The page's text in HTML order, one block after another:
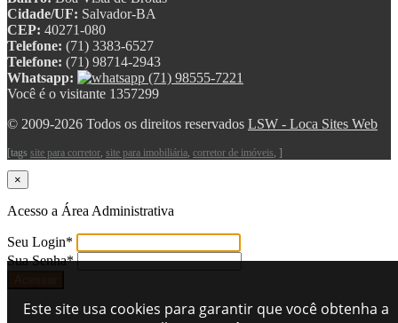
Cidade/UF: Salvador-BA
CEP: 40271-080
Telefone: (71) 3383-6527
Telefone: (71) 98714-2943
Whatsapp:
(71) 98555-7221
Você é o visitante 1357299
© 2009-2026 Todos os direitos reservados LSW - Loca Sites Web
[tags site para corretor, site para imobiliária, corretor de imóveis, ]
×
Acesso a Área Administrativa
Seu Login*
Sua Senha*
Este site usa cookies para garantir que você obtenha a